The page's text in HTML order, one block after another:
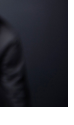
an industry
since the
began in
rallied in
similar
expectations,
by the fall of